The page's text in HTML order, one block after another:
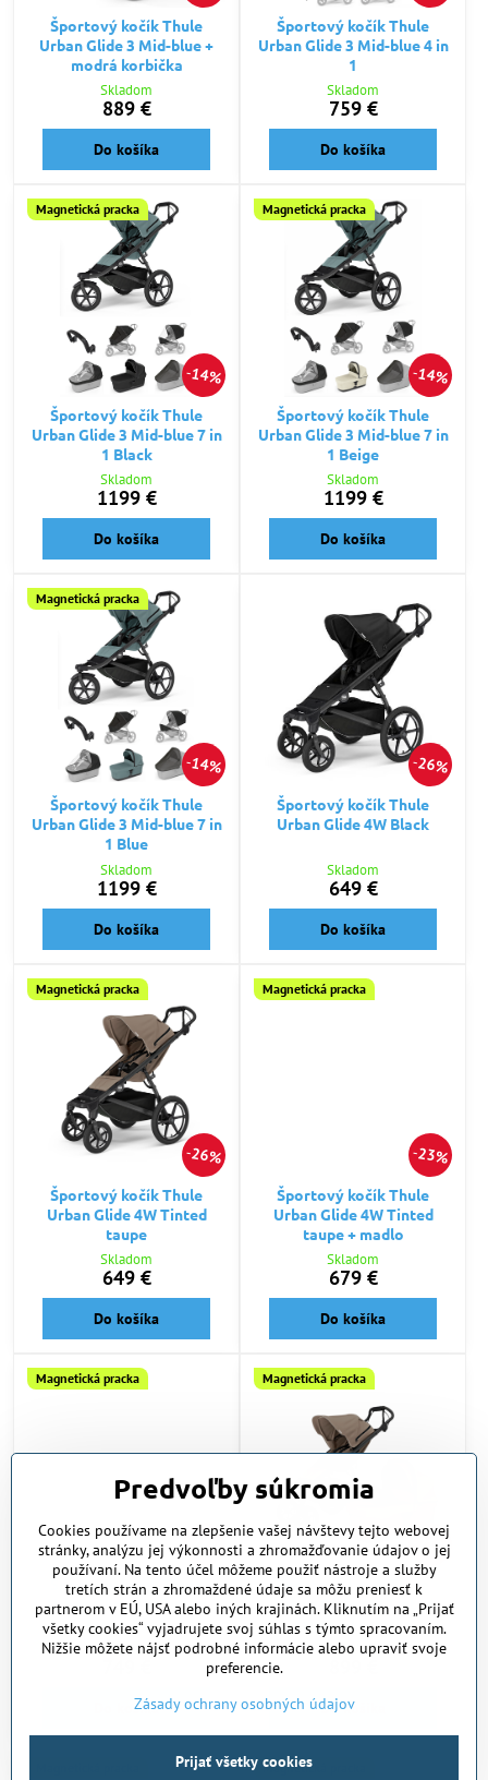
Športový kočík Thule
Urban Glide 3 Mid-blue +
modrá korbička
Skladom
889 €
Do košíka
Športový kočík Thule
Urban Glide 3 Mid-blue 4 in
1
Skladom
759 €
Do košíka
14%
Magnetická pracka
Športový kočík Thule
Urban Glide 3 Mid-blue 7 in
1 Black
Skladom
1199 €
Do košíka
14%
Magnetická pracka
Športový kočík Thule
Urban Glide 3 Mid-blue 7 in
1 Beige
Skladom
1199 €
Do košíka
14%
Magnetická pracka
Športový kočík Thule
Urban Glide 3 Mid-blue 7 in
1 Blue
Skladom
1199 €
Do košíka
26%
Športový kočík Thule
Urban Glide 4W Black
Skladom
649 €
Do košíka
26%
Magnetická pracka
Športový kočík Thule
Urban Glide 4W Tinted
taupe
Skladom
649 €
Do košíka
23%
Magnetická pracka
Športový kočík Thule
Urban Glide 4W Tinted
taupe + madlo
Skladom
679 €
Do košíka
24%
Magnetická pracka
Športový kočík Thule
Urban Glide 4W Tinted
taupe 4 in 1
Skladom
Do košíka
21%
Magnetická pracka
Športový kočík Thule
Urban Glide 4W Tinted
taupe + korbička
Skladom
Do košíka
Magnetická pracka
Predvoľby súkromia
Cookies používame na zlepšenie vašej návštevy tejto webovej
stránky, analýzu jej výkonnosti a zhromažďovanie údajov o jej
používaní. Na tento účel môžeme použiť nástroje a služby
tretích strán a zhromaždené údaje sa môžu preniesť k
partnerom v EÚ, USA alebo iných krajinách. Kliknutím na „Prijať
všetky cookies“ vyjadrujete svoj súhlas s týmto spracovaním.
Nižšie môžete nájsť podrobné informácie alebo upraviť svoje
preferencie.
Zásady ochrany osobných údajov
Prijať všetky cookies